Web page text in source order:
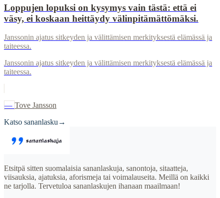
Loppujen lopuksi on kysymys vain tästä: että ei
väsy, ei koskaan heittäydy välinpitämättömäksi.
Janssonin ajatus sitkeyden ja välittämisen merkityksestä elämässä ja
taiteessa.
Janssonin ajatus sitkeyden ja välittämisen merkityksestä elämässä ja
taiteessa.
— Tove Jansson
Katso sananlasku →
Etsitpä sitten suomalaisia sananlaskuja, sanontoja, sitaatteja,
viisauksia, ajatuksia, aforismeja tai voimalauseita. Meillä on kaikki
ne tarjolla. Tervetuloa sananlaskujen ihanaan maailmaan!